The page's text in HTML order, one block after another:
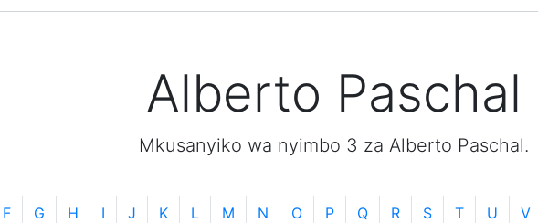
Alberto Paschal
Mkusanyiko wa nyimbo 3 za Alberto Paschal.
F G H I J K L M N O P Q R S T U V